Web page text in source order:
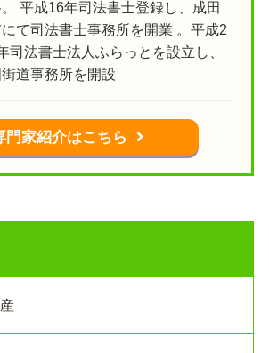
平成16年司法書士登録し、成田
て司法書士事務所を開業 。平成2
司法書士法人ふらっとを設立し、
街道事務所を開設
門家紹介はこちら